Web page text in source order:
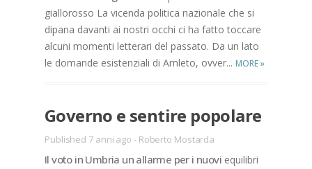
gial­lo­ros­so La vi­cen­da po­li­ti­ca na­zio­na­le che si
di­pa­na da­van­ti ai no­stri oc­chi ci ha fat­to toc­ca­re
al­cu­ni mo­men­ti let­te­ra­ri del pas­sa­to. Da un lato
le do­man­de esi­sten­zia­li di Am­le­to, ov­ve­r... MORE»
Go­ver­no e sen­ti­re po­po­la­re
Published 7 anni ago - Roberto Mostarda
Il voto in Um­bria un al­lar­me per i nuo­vi equi­li­bri